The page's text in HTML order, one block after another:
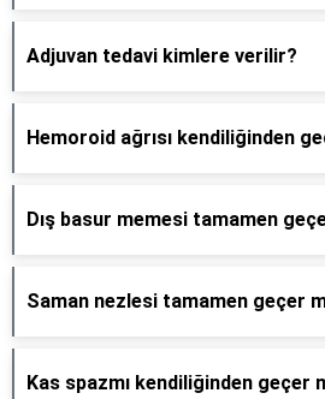
Adjuvan tedavi kimlere verilir?
Hemoroid ağrısı kendiliğinden
Dış basur memesi tamamen
Saman nezlesi tamamen geçer
Kas spazmı kendiliğinden geçer